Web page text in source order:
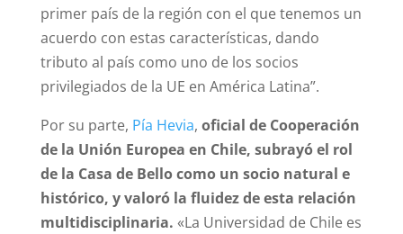
primer país de la región con el que tenemos un
acuerdo con estas características, dando
tributo al país como uno de los socios
privilegiados de la UE en América Latina”.
Por su parte, Pía Hevia, oficial de Cooperación
de la Unión Europea en Chile, subrayó el rol
de la Casa de Bello como un socio natural e
histórico, y valoró la fluidez de esta relación
multidisciplinaria. «La Universidad de Chile es